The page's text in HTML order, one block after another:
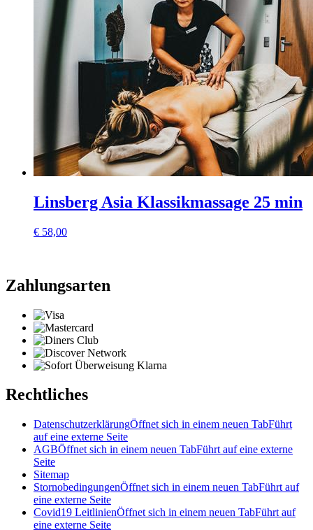
Linsberg Asia Klassikmassage 25 min
€ 58,00
Zahlungsarten
Rechtliches
DatenschutzerklärungÖffnet sich in einem neuen TabFührt
auf eine externe Seite
AGBÖffnet sich in einem neuen TabFührt auf eine externe
Seite
Sitemap
StornobedingungenÖffnet sich in einem neuen TabFührt auf
eine externe Seite
Covid19 LeitlinienÖffnet sich in einem neuen TabFührt auf
eine externe Seite